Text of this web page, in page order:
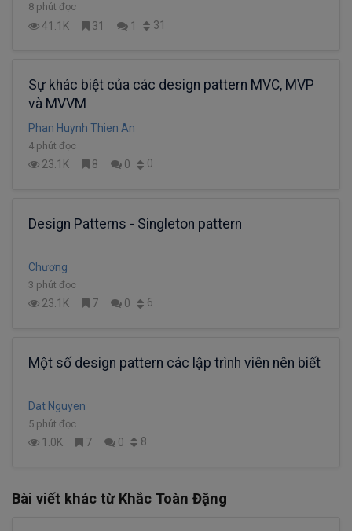
8 phút đọc
41.1K 31 1 31
Sự khác biệt của các design pattern MVC, MVP
và MVVM
Phan Huynh Thien An
4 phút đọc
23.1K 8 0 0
Design Patterns - Singleton pattern
Chương
3 phút đọc
23.1K 7 0 6
Một số design pattern các lập trình viên nên biết
Dat Nguyen
5 phút đọc
1.0K 7 0 8
Bài viết khác từ Khắc Toàn Đặng